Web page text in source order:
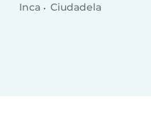
Inca
Ciudadela